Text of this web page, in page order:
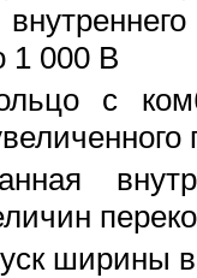
1 000 В
с
ширины